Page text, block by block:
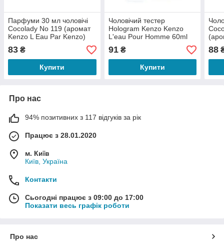
Парфуми 30 мл чоловічі
Cocolady No 119 (аромат
Kenzo L Eau Par Kenzo)
83 ₴
Купити
Чоловічий тестер
Hologram Kenzo Kenzo
L'eau Pour Homme 60ml
91₴
Купити
60
88
Про нас
94% позитивних з 117 відгуків за рік
Працює з 28.01.2020
м. Київ
Київ, Україна
Контакти
Сьогодні працює з 09:00 до 17:00
Показати весь графік роботи
Про нас